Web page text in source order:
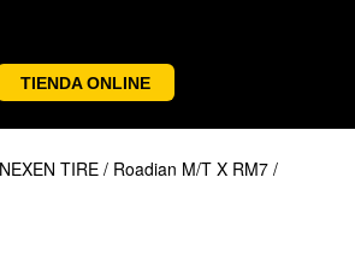
TIENDA ONLINE
NEXEN TIRE / Roadian M/T X RM7 /